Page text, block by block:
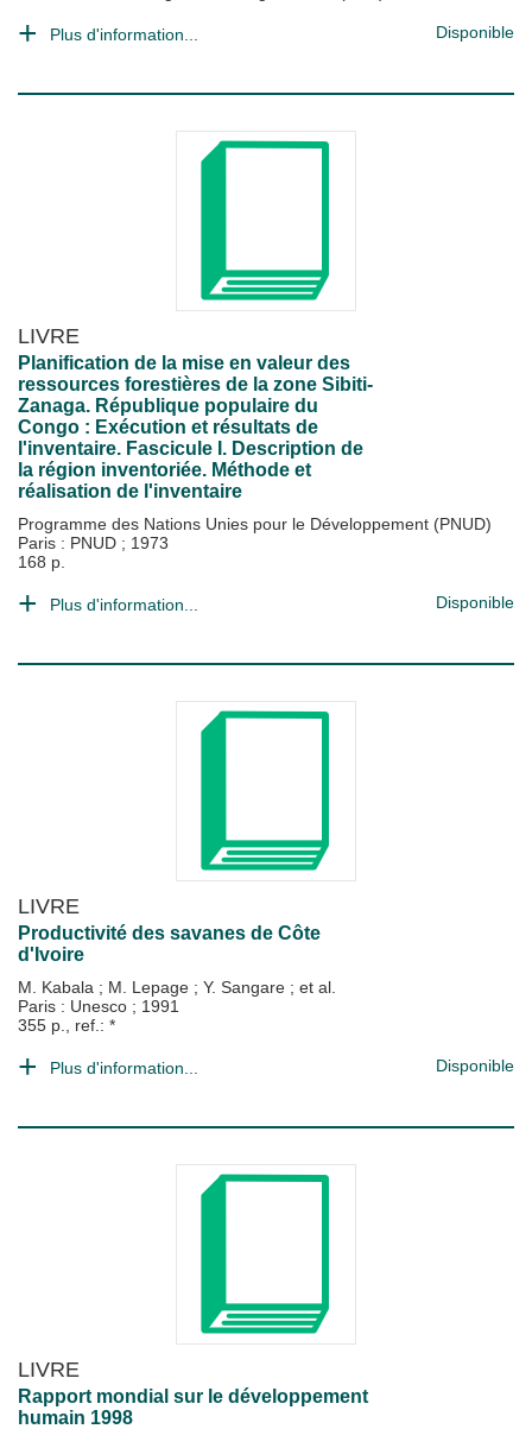
Plus d'information... Disponible
LIVRE
Planification de la mise en valeur des
ressources forestières de la zone Sibiti-
Zanaga. République populaire du
Congo : Exécution et résultats de
l'inventaire. Fascicule I. Description de
la région inventoriée. Méthode et
réalisation de l'inventaire
Programme des Nations Unies pour le Développement (PNUD)
Paris : PNUD ; 1973
168 p.
Plus d'information... Disponible
LIVRE
Productivité des savanes de Côte
d'Ivoire
M. Kabala ; M. Lepage ; Y. Sangare ; et al.
Paris : Unesco ; 1991
355 p., ref.: *
Plus d'information... Disponible
LIVRE
Rapport mondial sur le développement
humain 1998